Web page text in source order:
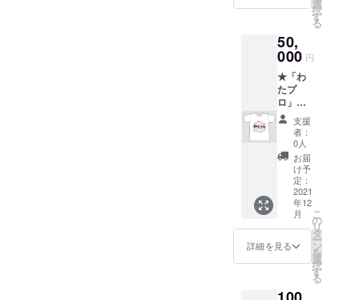
S：胸囲
８４cm
/ 着丈６
３cm
M：胸
囲９１
cm / 着
丈６６
cm L：
胸囲９
２cm /
着丈６
９cm
XL：胸
囲１０
５cm /
着丈７
２,３cm
（サイ
80mm×
80mm
）
★「わ
たプ
ロ」ロ
ゴ入り
トート
バッグ
（W36×
H37×D
11、綿
100%）
★わた
がし配
布の様
子を収
（２０
選
択
す
る
50,
000 円
★「わ
たプ
ロ」ロ
ゴ入りT
シャツ
（サイ
ズ：
S/M/L/X
★「わ
たプ
ロ」ロ
ゴス
テッ
カー
（サイ
80mm×
支援
者：
0人
お届
け予
定：
2021
年12
月
詳細を見る
こ
の
リ
タ
ー
ン
を
選
択
す
る